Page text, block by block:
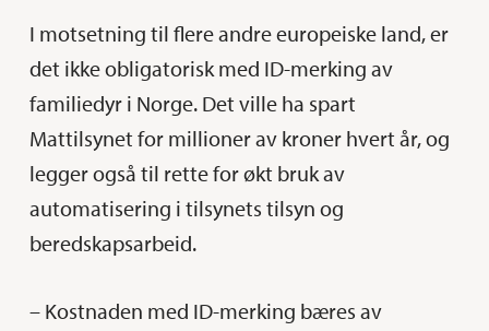
I motsetning til flere andre europeiske land, er
det ikke obligatorisk med ID-merking av
familiedyr i Norge. Det ville ha spart
Mattilsynet for millioner av kroner hvert år, og
legger også til rette for økt bruk av
automatisering i tilsynets tilsyn og
beredskapsarbeid.
– Kostnaden med ID-merking bæres av